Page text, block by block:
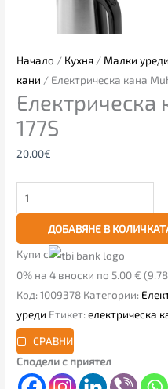
Начало / Кухня / Малки уреди
кани / Електрическа кана
Електрическа
177S
20.00€
ДОБАВЯНЕ В
Купи с
0% на 4 вноски по 5.00 €
Код:1009378 Категории:
уреди Етикет:електрическа
СРАВНИ
Сподели с приятел